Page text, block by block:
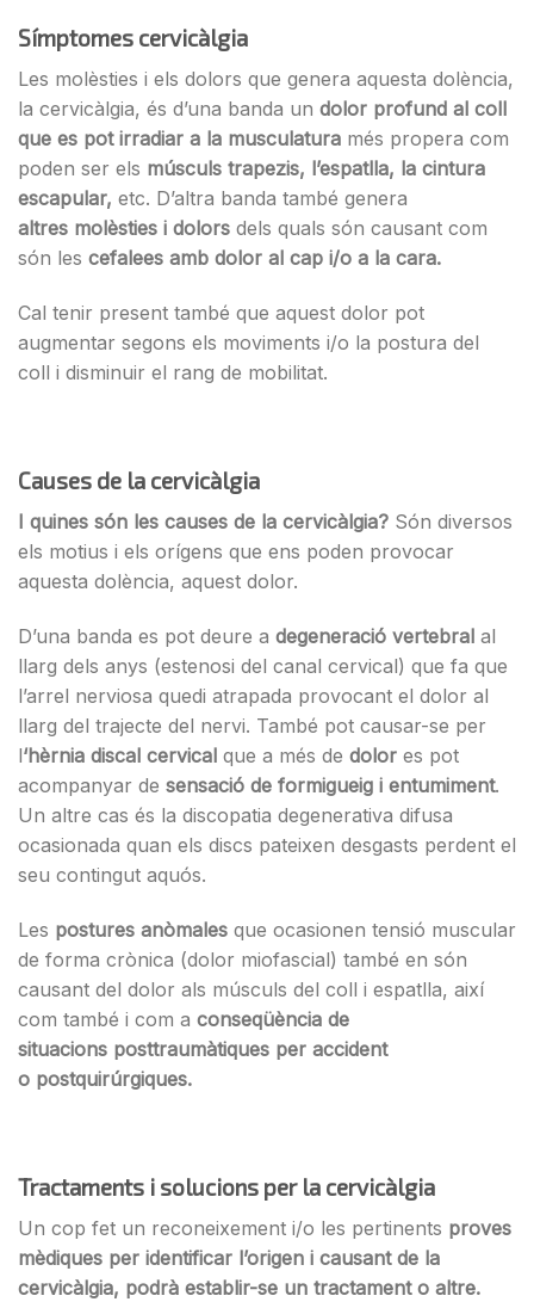
Símptomes cervicàlgia
Les molèsties i els dolors que genera aquesta dolència,
la cervicàlgia, és d’una banda un dolor profund al coll
que es pot irradiar a la musculatura més propera com
poden ser els músculs trapezis, l’espatlla, la cintura
escapular, etc. D’altra banda també genera
altres molèsties i dolors dels quals són causant com
són les cefalees amb dolor al cap i/o a la cara.
Cal tenir present també que aquest dolor pot
augmentar segons els moviments i/o la postura del
coll i disminuir el rang de mobilitat.
Causes de la cervicàlgia
I quines són les causes de la cervicàlgia? Són diversos
els motius i els orígens que ens poden provocar
aquesta dolència, aquest dolor.
D’una banda es pot deure a degeneració vertebral al
llarg dels anys (estenosi del canal cervical) que fa que
l’arrel nerviosa quedi atrapada provocant el dolor al
llarg del trajecte del nervi. També pot causar-se per
l‘hèrnia discal cervical que a més de dolor es pot
acompanyar de sensació de formigueig i entumiment.
Un altre cas és la discopatia degenerativa difusa
ocasionada quan els discs pateixen desgasts perdent el
seu contingut aquós.
Les postures anòmales que ocasionen tensió muscular
de forma crònica (dolor miofascial) també en són
causant del dolor als músculs del coll i espatlla, així
com també i com a conseqüència de
situacions posttraumàtiques per accident
o postquirúrgiques.
Tractaments i solucions per la cervicàlgia
Un cop fet un reconeixement i/o les pertinents proves
mèdiques per identificar l’origen i causant de la
cervicàlgia, podrà establir-se un tractament o altre.